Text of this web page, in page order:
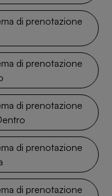
di prenotazione
di prenotazione
di prenotazione
di prenotazione
di prenotazione